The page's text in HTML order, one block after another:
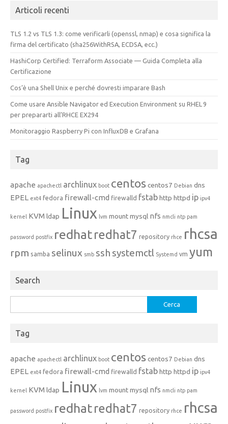
Articoli recenti
TLS 1.2 vs TLS 1.3: come verificarli (openssl, nmap) e cosa significa la
firma del certificato (sha256WithRSA, ECDSA, ecc.)
HashiCorp Certified: Terraform Associate — Guida Completa alla
Certificazione
Cos’è una Shell Unix e perché dovresti imparare Bash
Come usare Ansible Navigator ed Execution Environment su RHEL 9
per prepararti all’RHCE EX294
Monitoraggio Raspberry Pi con InfluxDB e Grafana
Tag
apache apachectl archlinux boot centoscentos7 Debian dns
EPEL ext4 fedora firewall-cmd firewalld fstabhttp httpd ip ipv4
kernel KVM ldap Linux lvm mountmysql nfs nmcli ntp pam
password postfix redhatredhat7 repository rhce rhcsa
rpm samba selinux smb ssh systemctl Systemd vm yum
Search
per:
Tag
apache apachectl archlinux boot centoscentos7 Debian dns
EPEL ext4 fedora firewall-cmd firewalld fstabhttp httpd ip ipv4
kernel KVM ldap Linux lvm mountmysql nfs nmcli ntp pam
password postfix redhatredhat7 repository rhce rhcsa